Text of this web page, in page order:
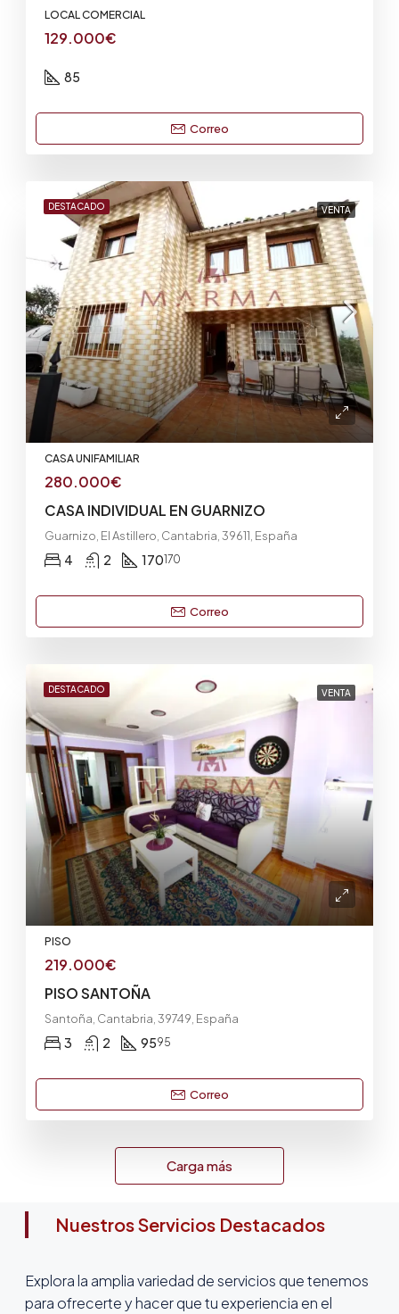
LOCAL COMERCIAL
129.000€
85
Correo
DESTACADO VENTA
CASA UNIFAMILIAR
280.000€
CASA INDIVIDUAL EN GUARNIZO
Guarnizo, El Astillero, Cantabria, 39611, España
4 2 170170
Correo
DESTACADO VENTA
PISO
219.000€
PISO SANTOÑA
Santoña, Cantabria, 39749, España
3 2 9595
Correo
Carga más
Nuestros Servicios Destacados
Explora la amplia variedad de servicios que tenemos
para ofrecerte y hacer que tu experiencia en el